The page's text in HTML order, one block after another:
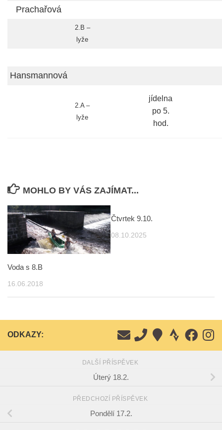
Prachařová
2.B –
lyže
Hansmannová
2.A –
lyže
jídelna
po 5.
hod.
MOHLO BY VÁS ZAJÍMAT...
Voda s 8.B
16.06.2018
Čtvrtek 9.10.
08.10.2025
ODKAZY:
DALŠÍ PŘÍSPĚVEK
Úterý 18.2.
PŘEDCHOZÍ PŘÍSPĚVEK
Pondělí 17.2.